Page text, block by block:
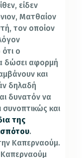
είδεν
Ματθαίον
τον οποίον
ο
δώσει αφορμή
και
δηλαδή
δυνατόν να
συνοπτικώς και
της
.
Καπερναούμ.
Καπερναούμ